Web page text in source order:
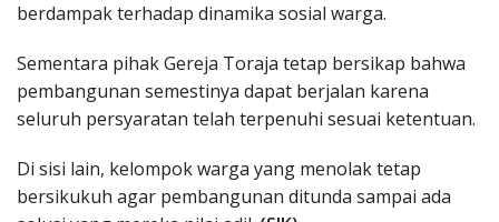
berdampak terhadap dinamika sosial warga.
Sementara pihak Gereja Toraja tetap bersikap bahwa
pembangunan semestinya dapat berjalan karena
seluruh persyaratan telah terpenuhi sesuai ketentuan.
Di sisi lain, kelompok warga yang menolak tetap
bersikukuh agar pembangunan ditunda sampai ada